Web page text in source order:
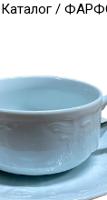
Каталог /